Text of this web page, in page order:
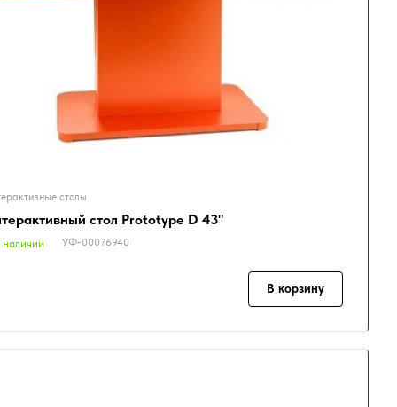
столы
стол Prototype D 43"
наличии УФ-00076940
В корзину